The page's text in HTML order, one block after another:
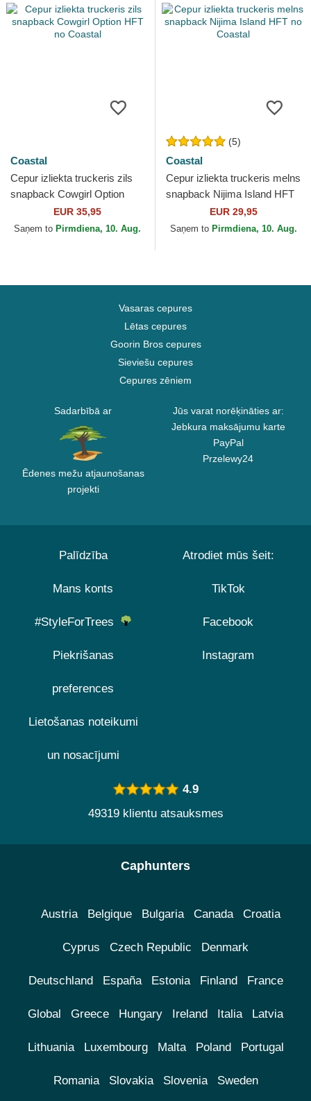
Coastal
Cepur izliekta truckeris zils
snapback Cowgirl Option
HFT no Coastal
EUR 35,95
Saņem to Pirmdiena, 10. Aug.
(5)
Coastal
Cepur izliekta truckeris melns
snapback Nijima Island HFT
no CoastalEUR 29,95
Saņem to Pirmdiena, 10. Aug.
Vasaras cepures
Lētas cepures
Goorin Bros cepures
Sieviešu cepures
Cepures zēniem
Sadarbībā ar
Ēdenes mežu atjaunošanas
projekti
Jūs varat norēķināties ar:
Jebkura maksājumu karte
PayPal
Przelewy24
Palīdzība
Mans konts
#StyleForTrees
Piekrišanas
preferences
Lietošanas noteikumi
un nosacījumi
Atrodiet mūs šeit:
TikTok
Facebook
Instagram
4.9
49319 klientu atsauksmes
Caphunters
Austria Belgique Bulgaria Canada Croatia
Cyprus Czech Republic Denmark
Deutschland España Estonia Finland France
Global Greece Hungary Ireland Italia Latvia
Lithuania Luxembourg Malta Poland Portugal
Romania Slovakia Slovenia Sweden